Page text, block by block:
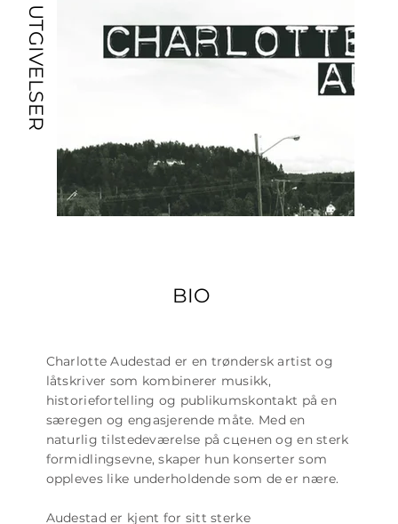
BIO
Charlotte Audestad er en trøndersk artist og
låtskriver som kombinerer musikk,
historiefortelling og publikumskontakt på en
særegen og engasjerende måte. Med en
naturlig tilstedeværelse på сценen og en sterk
formidlingsevne, skaper hun konserter som
oppleves like underholdende som de er nære.
Audestad er kjent for sitt sterke
UTGIVELSER